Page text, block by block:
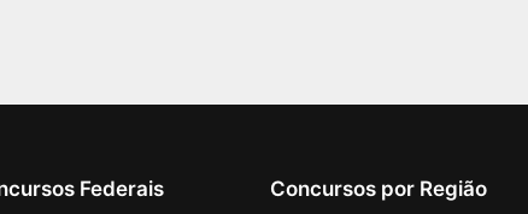
Federais Concursos por Região